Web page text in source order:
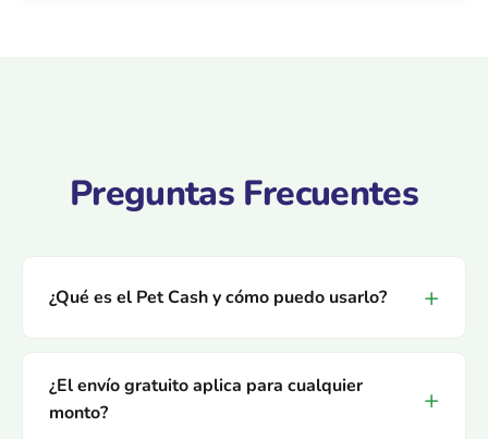
Preguntas Frecuentes
¿Qué es el Pet Cash y cómo puedo usarlo?
¿El envío gratuito aplica para cualquier
monto?